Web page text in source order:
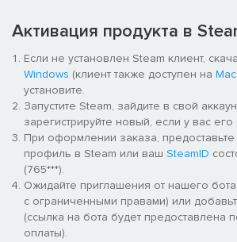
Активация продукта в
Если не установлен Steam клиент,
Windows (клиент также доступен на Mac
установите.
Запустите Steam, зайдите в свой
зарегистрируйте новый, если у вас
При оформлении заказа, предоставьте
профиль в Steam или ваш SteamID
(765***).
Ожидайте приглашения от нашего бота
с ограниченными правами) или
(ссылка на бота будет предоставлена
оплаты).